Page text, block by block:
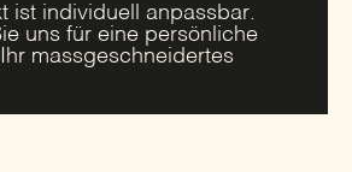
ist individuell anpassbar.
uns für eine persönliche
massgeschneidertes